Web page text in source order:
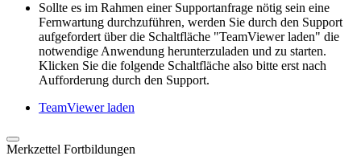
Sollte es im Rahmen einer Supportanfrage nötig sein eine
Fernwartung durchzuführen, werden Sie durch den Support
aufgefordert über die Schaltfläche "TeamViewer laden" die
notwendige Anwendung herunterzuladen und zu starten.
Klicken Sie die folgende Schaltfläche also bitte erst nach
Aufforderung durch den Support.
TeamViewer laden
Merkzettel Fortbildungen